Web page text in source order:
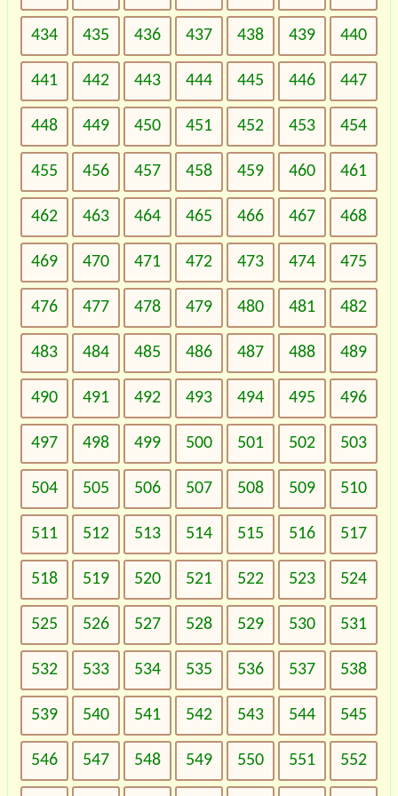
434 435 436 437 438 439 440
441 442 443 444 445 446 447
448 449 450 451 452 453 454
455 456 457 458 459 460 461
462 463 464 465 466 467 468
469 470 471 472 473 474 475
476 477 478 479 480 481 482
483 484 485 486 487 488 489
490 491 492 493 494 495 496
497 498 499 500 501 502 503
504 505 506 507 508 509 510
511 512 513 514 515 516 517
518 519 520 521 522 523 524
525 526 527 528 529 530 531
532 533 534 535 536 537 538
539 540 541 542 543 544 545
546 547 548 549 550 551 552